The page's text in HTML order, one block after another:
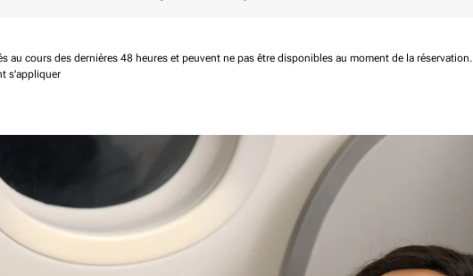
au cours des dernières 48 heures et peuvent ne pas être disponibles au moment de la réservation.
s'appliquer